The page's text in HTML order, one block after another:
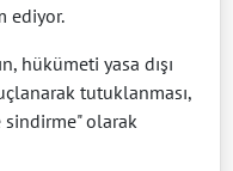
ediyor.
hükümeti yasa dışı
tutuklanması,
sindirme" olarak